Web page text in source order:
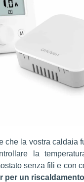
che la vostra caldaia
la
senza fili e con
per un